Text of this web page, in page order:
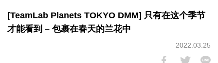
[TeamLab Planets TOKYO DMM] 只有在这个季节
才能看到 – 包裹在春天的兰花中
2022.03.25